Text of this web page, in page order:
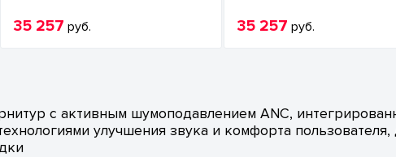
35 257 руб. 35 257 руб.
с активным шумоподавлением ANC,
улучшения звука и комфорта